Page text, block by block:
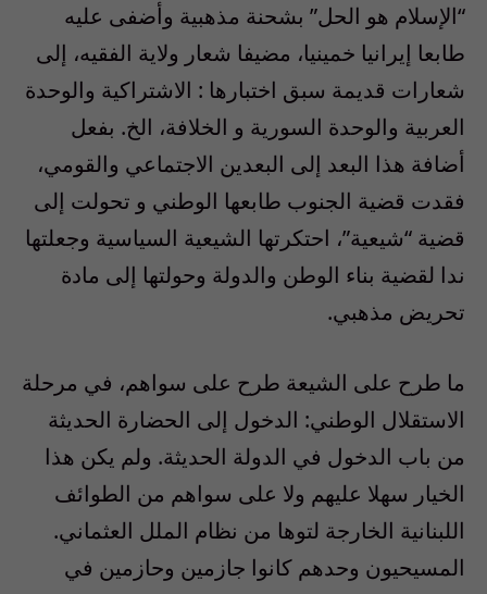
“الإسلام هو الحل” بشحنة مذهبية وأضفى عليه
طابعا إيرانيا خمينيا، مضيفا شعار ولاية الفقيه، إلى
شعارات قديمة سبق اختبارها : الاشتراكية والوحدة
العربية والوحدة السورية و الخلافة، الخ. بفعل
أضافة هذا البعد إلى البعدين الاجتماعي والقومي،
فقدت قضية الجنوب طابعها الوطني و تحولت إلى
قضية “شيعية”، احتكرتها الشيعية السياسية وجعلتها
ندا لقضية بناء الوطن والدولة وحولتها إلى مادة
تحريض مذهبي.
ما طرح على الشيعة طرح على سواهم، في مرحلة
الاستقلال الوطني: الدخول إلى الحضارة الحديثة
من باب الدخول في الدولة الحديثة. ولم يكن هذا
الخيار سهلا عليهم ولا على سواهم من الطوائف
اللبنانية الخارجة لتوها من نظام الملل العثماني.
المسيحيون وحدهم كانوا جازمين وحازمين في